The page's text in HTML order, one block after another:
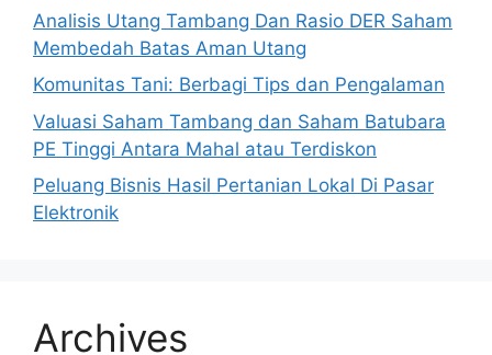
Analisis Utang Tambang Dan Rasio DER Saham
Membedah Batas Aman Utang
Komunitas Tani: Berbagi Tips dan Pengalaman
Valuasi Saham Tambang dan Saham Batubara
PE Tinggi Antara Mahal atau Terdiskon
Peluang Bisnis Hasil Pertanian Lokal Di Pasar
Elektronik
Archives